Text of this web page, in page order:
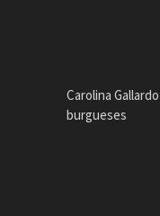
Carolina
burgueses